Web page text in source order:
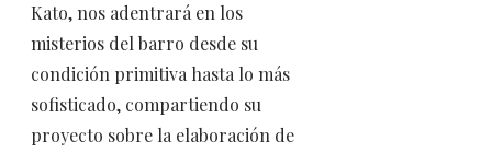
Kato, nos adentrará en los
misterios del barro desde su
condición primitiva hasta lo más
sofisticado, compartiendo su
proyecto sobre la elaboración de